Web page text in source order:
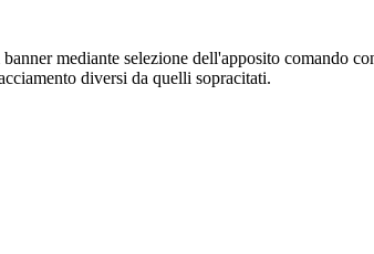
mediante selezione dell'apposito comando
diversi da quelli sopracitati.